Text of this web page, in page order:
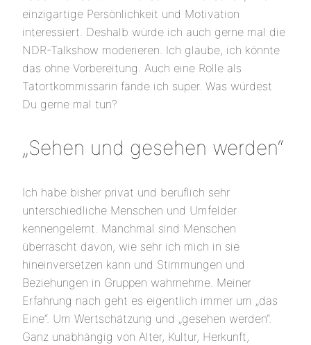
einzigartige Persönlichkeit und Motivation
interessiert. Deshalb würde ich auch gerne mal die
NDR-Talkshow moderieren. Ich glaube, ich könnte
das ohne Vorbereitung. Auch eine Rolle als
Tatortkommissarin fände ich super. Was würdest
Du gerne mal tun?
„Sehen und gesehen werden“
Ich habe bisher privat und beruflich sehr
unterschiedliche Menschen und Umfelder
kennengelernt. Manchmal sind Menschen
überrascht davon, wie sehr ich mich in sie
hineinversetzen kann und Stimmungen und
Beziehungen in Gruppen wahrnehme. Meiner
Erfahrung nach geht es eigentlich immer um „das
Eine“. Um Wertschätzung und „gesehen werden“.
Ganz unabhängig von Alter, Kultur, Herkunft,